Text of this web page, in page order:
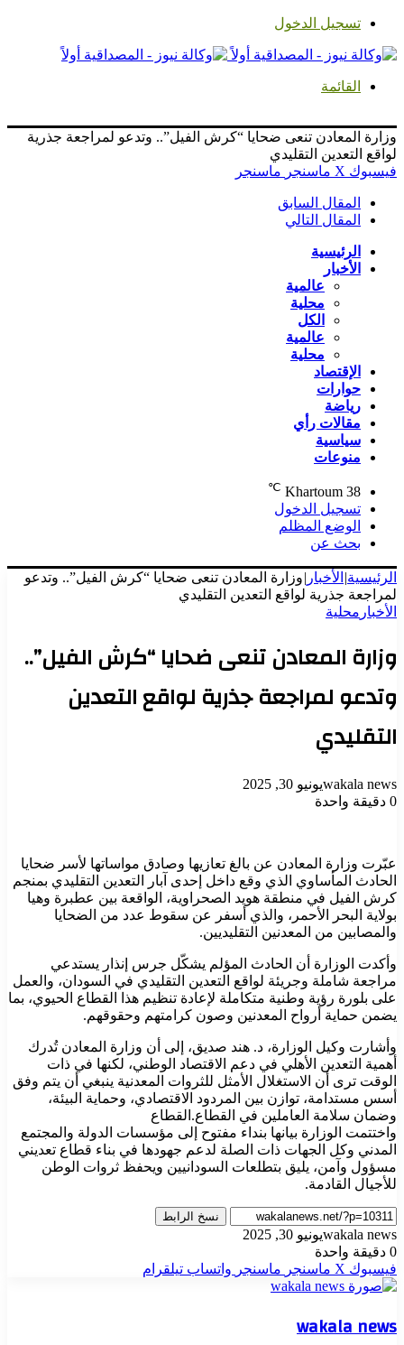
تسجيل الدخول
القائمة
وزارة المعادن تنعى ضحايا “كرش الفيل”.. وتدعو لمراجعة جذرية
لواقع التعدين التقليدي
فيسبوك ‫X ماسنجر ماسنجر
المقال السابق
المقال التالي
الرئيسية
الأخبار
عالمية
محلية
الكل
عالمية
محلية
الإقتصاد
حوارات
رياضة
مقالات رأي
سياسية
منوعات
Khartoum 38
℃
تسجيل الدخول
الوضع المظلم
بحث عن
الرئيسية| الأخبار |وزارة المعادن تنعى ضحايا “كرش الفيل”.. وتدعو
لمراجعة جذرية لواقع التعدين التقليدي
الأخبار محلية
وزارة المعادن تنعى ضحايا “كرش الفيل”..
وتدعو لمراجعة جذرية لواقع التعدين
التقليدي
wakala newsيونيو 30, 2025
0 دقيقة واحدة
عبّرت وزارة المعادن عن بالغ تعازيها وصادق مواساتها لأسر ضحايا
الحادث المأساوي الذي وقع داخل إحدى آبار التعدين التقليدي بمنجم
كرش الفيل في منطقة هويد الصحراوية، الواقعة بين عطبرة وهيا
بولاية البحر الأحمر، والذي أسفر عن سقوط عدد من الضحايا
والمصابين من المعدنين التقليديين.
وأكدت الوزارة أن الحادث المؤلم يشكّل جرس إنذار يستدعي
مراجعة شاملة وجريئة لواقع التعدين التقليدي في السودان، والعمل
على بلورة رؤية وطنية متكاملة لإعادة تنظيم هذا القطاع الحيوي، بما
يضمن حماية أرواح المعدنين وصون كرامتهم وحقوقهم.
وأشارت وكيل الوزارة، د. هند صديق، إلى أن وزارة المعادن تُدرك
أهمية التعدين الأهلي في دعم الاقتصاد الوطني، لكنها في ذات
الوقت ترى أن الاستغلال الأمثل للثروات المعدنية ينبغي أن يتم وفق
أسس مستدامة، توازن بين المردود الاقتصادي، وحماية البيئة،
وضمان سلامة العاملين في القطاع.القطاع
واختتمت الوزارة بيانها بنداء مفتوح إلى مؤسسات الدولة والمجتمع
المدني وكل الجهات ذات الصلة لدعم جهودها في بناء قطاع تعديني
مسؤول وآمن، يليق بتطلعات السودانيين ويحفظ ثروات الوطن
للأجيال القادمة.
نسخ الرابط
wakala newsيونيو 30, 2025
0 دقيقة واحدة
فيسبوك ‫X ماسنجر ماسنجر واتساب تيلقرام
wakala news